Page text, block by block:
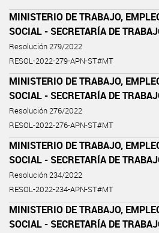
MINISTERIO DE TRABAJO,
SOCIAL - SECRETARÍA DE
Resolución 279/2022
RESOL-2022-279-APN-ST#MT
MINISTERIO DE TRABAJO,
SOCIAL - SECRETARÍA DE
Resolución 276/2022
RESOL-2022-276-APN-ST#MT
MINISTERIO DE TRABAJO,
SOCIAL - SECRETARÍA DE
Resolución 234/2022
RESOL-2022-234-APN-ST#MT
MINISTERIO DE TRABAJO,
SOCIAL - SECRETARÍA DE